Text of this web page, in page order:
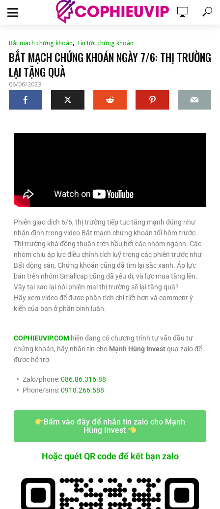
Bắt mạch chứng khoán, Tin tức chứng khoán
BẮT MẠCH CHỨNG KHOÁN NGÀY 7/6: THỊ TRƯỜNG
LẠI TẶNG QUÀ
06/06/2023
Phiên giao dịch 6/6, thị trường tiếp tục tăng mạnh đúng như
nhận định trong video Bắt mạch chứng khoán tối hôm trước.
Thị trường khá đồng thuận trên hầu hết các nhóm ngành. Các
nhóm chịu áp lực điều chỉnh tích luỹ trong các phiên trước như
Bất động sản, Chứng khoán cũng đã tìm lại sắc xanh. Áp lực
bán trên nhóm Smallcap cũng đã yếu đi, và lực mua tăng lên.
Vậy tại sao lại nói phiên mai thị trường sẽ lại tặng quà?
Hãy xem video để được phân tích chi tiết hơn và comment ý
kiến của bạn ở phần bình luận.
COPHIEUVIP.COM hiện đang có chương trình tư vấn đầu tư
chứng khoán, hãy nhắn tin cho Mạnh Hùng Investqua zalo để
được hỗ trợ:
Zalo/phone:086.86.316.88
Phone/sms:0918.266.588
Bấm vào đây để nhắn tin zalo cho Mạnh
Hùng Invest
Hoặc quét QR code để kết bạn zalo